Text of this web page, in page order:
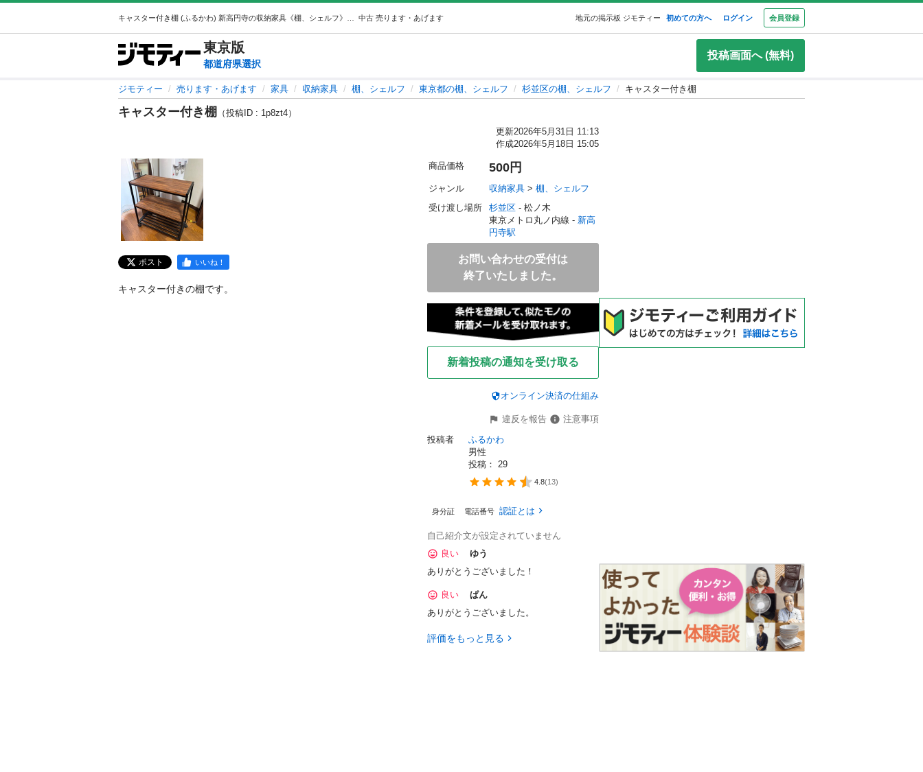
中古 売ります・あげます 地元の掲示板 ジモティー 初めての方へ ログイン 会員登録
東京版
都道府県選択
投稿画面へ (無料)
ジモティー 売ります・あげます 家具 収納家具 棚、シェルフ 東京都の棚、シェルフ 杉並区の棚、シェルフ キャスター付き棚
キャスター付き棚
（投稿ID : 1p8zt4）
更新2026年5月31日 11:13
作成2026年5月18日 15:05
ポスト いいね！
キャスター付きの棚です。
商品価格 500円
ジャンル 収納家具 > 棚、シェルフ
受け渡し場所
杉並区 - 松ノ木
東京メトロ丸ノ内線 - 新高
円寺駅
お問い合わせの受付は
終了いたしました。
新着投稿の通知を受け取る
オンライン決済の仕組み
違反を報告
注意事項
投稿者
ふるかわ
男性
投稿： 29
4.8(13)
身分証 電話番号 認証とは
自己紹介文が設定されていません
良い
ゆう
ありがとうございました！
良い
ぱん
ありがとうございました。
評価をもっと見る